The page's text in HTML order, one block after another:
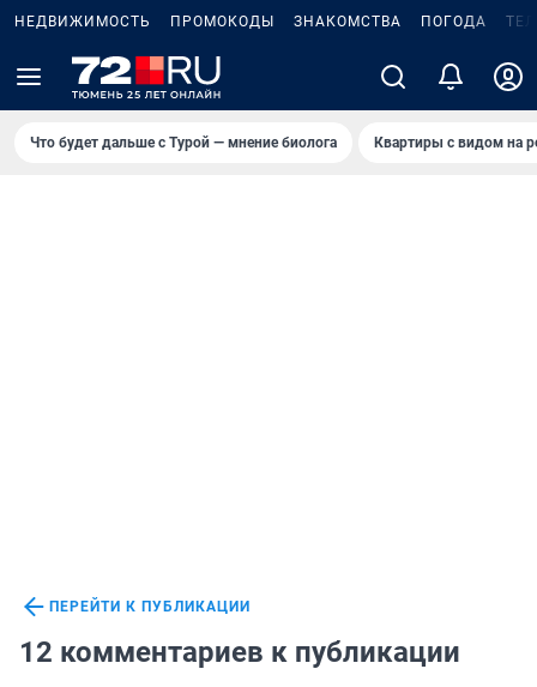
НЕДВИЖИМОСТЬ ПРОМОКОДЫ ЗНАКОМСТВА ПОГОДА
Что будет дальше с Турой — мнение биолога Квартиры с видом на
ПЕРЕЙТИ К ПУБЛИКАЦИИ
12 комментариев к публикации